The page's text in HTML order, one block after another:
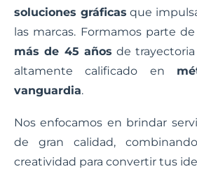
soluciones gráficas que
las marcas. Formamos parte
más de 45 años de
altamente calificado en
vanguardia.
Nos enfocamos en brindar
de gran calidad,
creatividad para convertir tus